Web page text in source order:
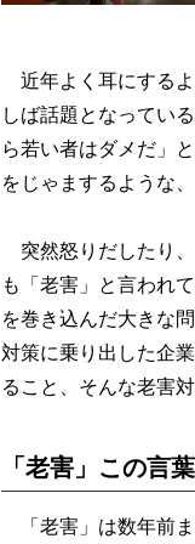
近年よく耳にする
しば話題となってい
ら若い者はダメだ」
をじゃまするような
突然怒りだしたり
も「老害」と言われ
を巻き込んだ大きな
対策に乗り出した企
ること、そんな老害
「老害」この言
「老害」は数年前